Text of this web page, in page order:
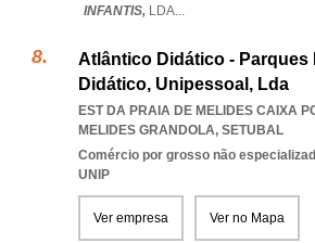
INFANTIS, LDA...
Atlântico Didático - Parques
Didático, Unipessoal, Lda
EST DA PRAIA DE MELIDES CAIXA
MELIDES GRANDOLA, SETUBAL
Comércio por grosso não
UNIP
Ver empresa Ver no Mapa